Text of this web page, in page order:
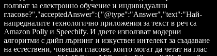
ползват за електронно обучение и индивидуални
гласове?","acceptedAnswer":{"@type":"Answer","text":"Най-
напредналите технологично приложения за текст в реч са
Amazon Polly и Speechify. И двете използват модерни
алгоритми с дийп лърнинг и изкуствен интелект за създаване
на естествени, човешки гласове, които могат да четат на глас